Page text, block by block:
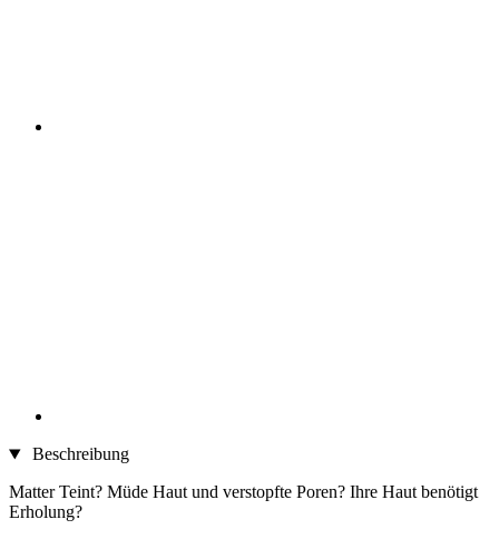
Beschreibung
Matter Teint? Müde Haut und verstopfte Poren? Ihre Haut benötigt
Erholung?